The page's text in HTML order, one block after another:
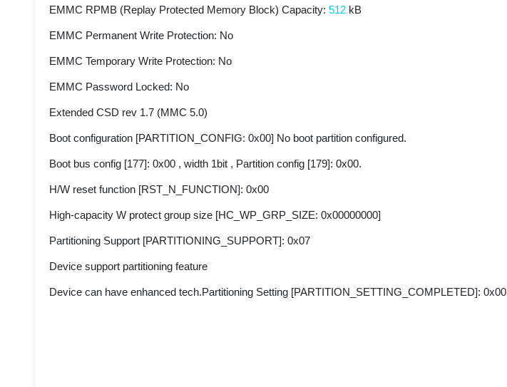
EMMC RPMB (Replay Protected Memory Block) Capacity: 512kB
EMMC Permanent Write Protection: No
EMMC Temporary Write Protection: No
EMMC Password Locked: No
Extended CSD rev 1.7 (MMC 5.0)
Boot configuration [PARTITION_CONFIG: 0x00] No boot partition configured.
Boot bus config [177]: 0x00 , width 1bit , Partition config [179]: 0x00.
H/W reset function [RST_N_FUNCTION]: 0x00
High-capacity W protect group size [HC_WP_GRP_SIZE: 0x00000000]
Partitioning Support [PARTITIONING_SUPPORT]: 0x07
Device support partitioning feature
Device can have enhanced tech.Partitioning Setting [PARTITION_SETTING_COMPLETED]: 0x00